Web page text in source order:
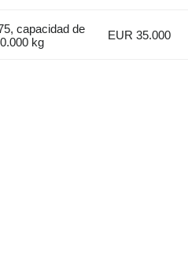
capacidad de
kg
EUR 35.000